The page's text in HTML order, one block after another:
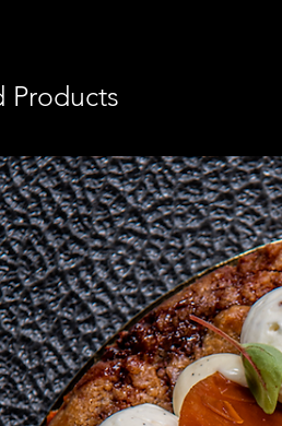
Products